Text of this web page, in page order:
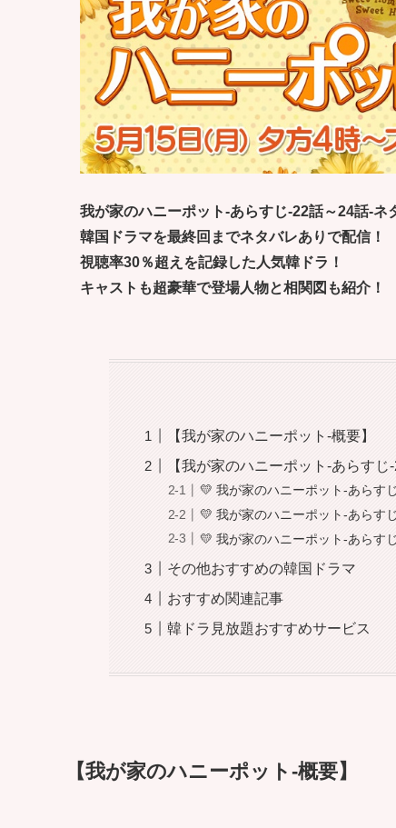
我が家のハニーポット-あらすじ-22話～24話-ネ
韓国ドラマを最終回までネタバレありで配信！
視聴率30％超えを記録した人気韓ドラ！
キャストも超豪華で登場人物と相関図も紹介！
【我が家のハニーポット-概要】
【我が家のハニーポット-あらすじ
💛 我が家のハニーポット-あらす
💛 我が家のハニーポット-あらす
💛 我が家のハニーポット-あらす
その他おすすめの韓国ドラマ
おすすめ関連記事
韓ドラ見放題おすすめサービス
【我が家のハニーポット-概要】